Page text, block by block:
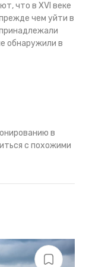
что в XVI веке
чем уйти в
обнаружили в
в
с похожими